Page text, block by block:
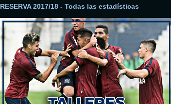
RESERVA 2017/18 - Todas las estadísticas